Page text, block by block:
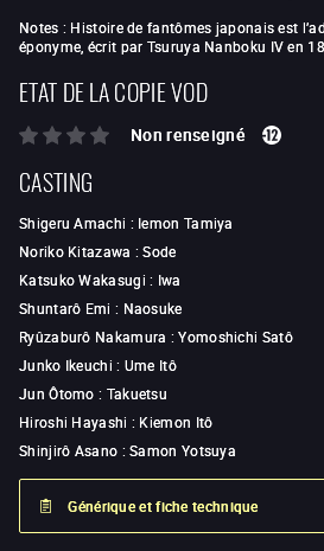
Notes : Histoire de fantômes japonais est
éponyme, écrit par Tsuruya Nanboku IV en
ETAT DE LA COPIE VOD
Non renseigné
CASTING
Shigeru Amachi : Iemon Tamiya
Noriko Kitazawa :Sode
Katsuko Wakasugi : Iwa
Shuntarô Emi : Naosuke
Ryûzaburô Nakamura :Yomoshichi Satô
Junko Ikeuchi : Ume Itô
Jun Ôtomo : Takuetsu
Hiroshi Hayashi : Kiemon Itô
Shinjirô Asano :Samon Yotsuya
Générique et fiche technique